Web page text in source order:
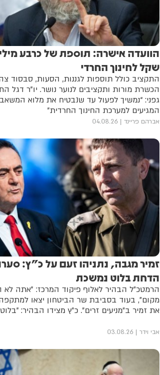
הוועדה אישרה: תוספת של כרבע
שקל לחינוך החרדי
התקציב כולל תוספות לגננות, הסעות, סבסוד
הכשרת מורות ותקציבים לנוער נושר. יו”ר דגל
גפני: “נמשיך לפעול עד שנבטיח את מלוא
המגיעים למערכת החינוך החרדית”
אברהם פריינד 04.08.26
זמיר מגבה, נתניהו זעם על כ"ץ:
הדחת בלוט נמשכת
הרמטכ"ל הבהיר לאלוף פיקוד המרכז: "אתה לא
מקום", בעוד בסביבת שר הביטחון יצאו
את זמיר ב"מניעים זרים". כ"ץ מצידו הבהיר:
אבי וידר 03.08.26